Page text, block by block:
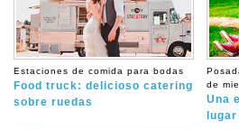
Estaciones de comida para bodas
Food truck: delicioso catering
sobre ruedas
de miel
Una